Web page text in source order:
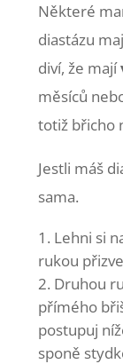
Některé
diastázu
diví, že mají
měsíců
totiž břicho
Jestli máš
sama.
Lehni si
rukou
Druhou
přímého
postupuj
sponě